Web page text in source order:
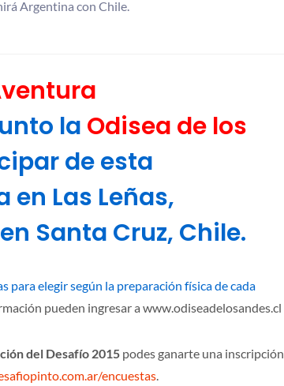
Argentina con Chile.
la Odisea de los
de esta
Las Leñas,
Santa Cruz, Chile.
para elegir según la preparación física de cada
pueden ingresar a www.odiseadelosandes.cl
del Desafío 2015 podes ganarte una inscripción
encuestas